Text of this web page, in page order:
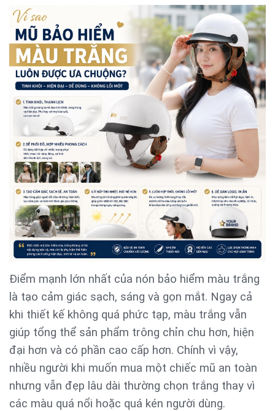
Điểm mạnh lớn nhất của nón bảo hiểm màu trắng
là tạo cảm giác sạch, sáng và gọn mắt. Ngay cả
khi thiết kế không quá phức tạp, màu trắng vẫn
giúp tổng thể sản phẩm trông chỉn chu hơn, hiện
đại hơn và có phần cao cấp hơn. Chính vì vậy,
nhiều người khi muốn mua một chiếc mũ an toàn
nhưng vẫn đẹp lâu dài thường chọn trắng thay vì
các màu quá nổi hoặc quá kén người dùng.